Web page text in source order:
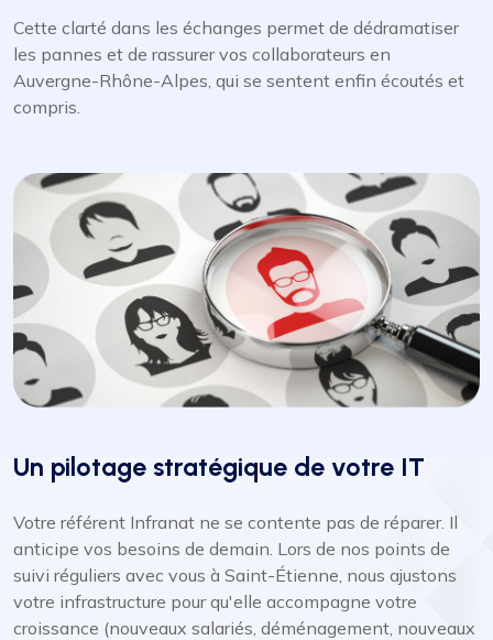
Cette clarté dans les échanges permet de dédramatiser
les pannes et de rassurer vos collaborateurs en
Auvergne-Rhône-Alpes, qui se sentent enfin écoutés et
compris.
Un pilotage stratégique de votre IT
Votre référent Infranat ne se contente pas de réparer. Il
anticipe vos besoins de demain. Lors de nos points de
suivi réguliers avec vous à Saint-Étienne, nous ajustons
votre infrastructure pour qu'elle accompagne votre
croissance (nouveaux salariés, déménagement, nouveaux